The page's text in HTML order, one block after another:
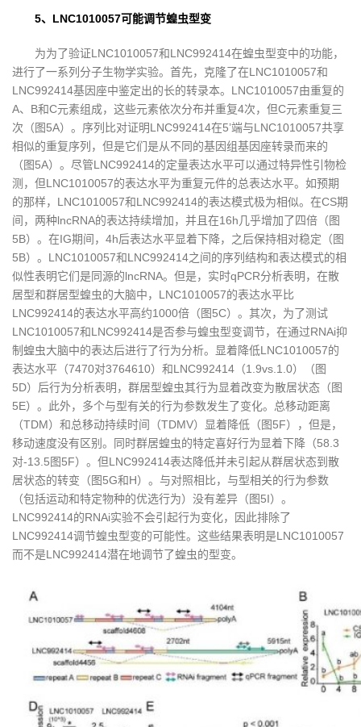
5、LNC1010057可能调节蝗虫型变
为为了验证LNC1010057和LNC992414在蝗虫型变中的功能，
进行了一系列分子生物学实验。首先，克隆了在LNC1010057和
LNC992414基因座中鉴定出的长的转录本。LNC1010057由重复的
A、B和C元素组成，这些元素依次分布并重复4次，但C元素重复三
次（图5A）。序列比对证明LNC992414在5’端与LNC1010057共享
相似的重复序列，但是它们是从不同的基因组基因座转录而来的
（图5A）。尽管LNC992414的定量表达水平可以通过特异性引物检
测，但LNC1010057的表达水平为重复元件的总表达水平。如预期
的那样，LNC1010057和LNC992414的表达模式极为相似。在CS期
间，两种lncRNA的表达持续增加，并且在16h几乎增加了四倍（图
5B）。在IG期间，4h后表达水平显着下降，之后保持相对稳定（图
5B）。LNC1010057和LNC992414之间的序列结构和表达模式的相
似性表明它们是同源的lncRNA。但是，实时qPCR分析表明，在散
居型和群居型蝗虫的大脑中，LNC1010057的表达水平比
LNC992414的表达水平高约1000倍（图5C）。其次，为了测试
LNC1010057和LNC992414是否参与蝗虫型变调节，在通过RNAi抑
制蝗虫大脑中的表达后进行了行为分析。显着降低LNC1010057的
表达水平（7470对3764610）和LNC992414（1.9vs.1.0）（图
5D）后行为分析表明，群居型蝗虫其行为显着改变为散居状态（图
5E）。此外，多个与型有关的行为参数发生了变化。总移动距离
（TDM）和总移动持续时间（TDMV）显着降低（图5F），但是，
移动速度没有区别。同时群居蝗虫的特定喜好行为显着下降（58.3
对-13.5图5F）。但LNC992414表达降低并未引起从群居状态到散
居状态的转变（图5G和H）。与对照相比，与型相关的行为参数
（包括运动和特定物种的优选行为）没有差异（图5I）。
LNC992414的RNAi实验不会引起行为变化，因此排除了
LNC992414调节蝗虫型变的可能性。这些结果表明是LNC1010057
而不是LNC992414潜在地调节了蝗虫的型变。